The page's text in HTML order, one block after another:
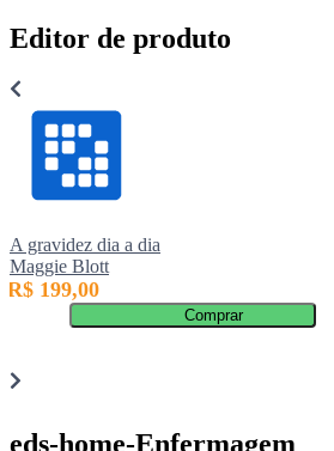
Editor de produto
A gravidez dia a dia
Maggie Blott
R$ 199,00
Comprar
eds-home-Enfermagem